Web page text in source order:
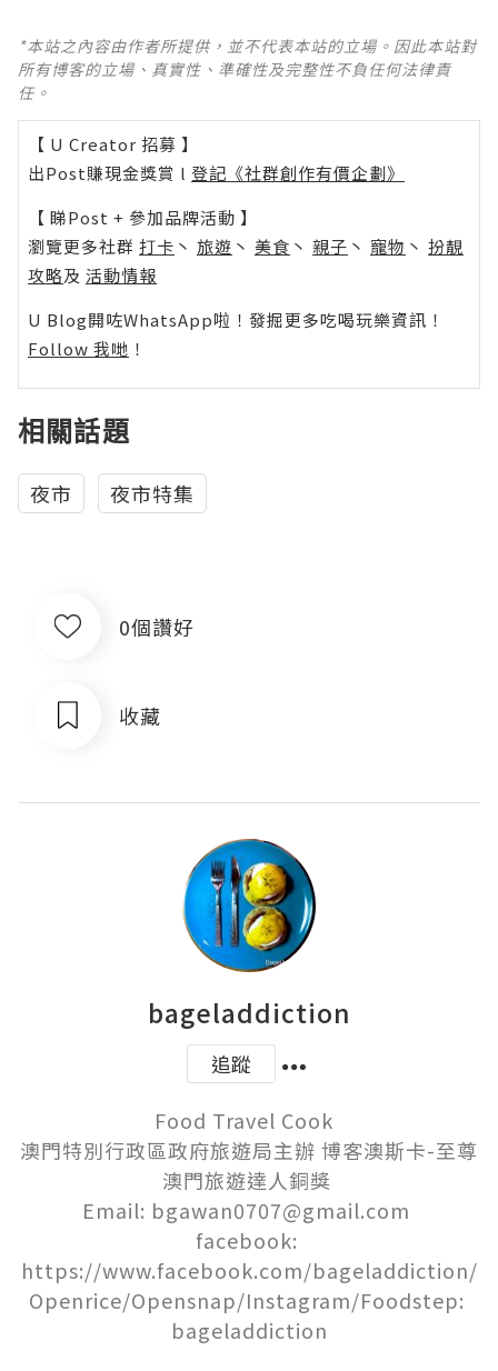
*本站之內容由作者所提供，並不代表本站的立場。因此本站對
所有博客的立場、真實性、準確性及完整性不負任何法律責
任。
【 U Creator 招募 】
出Post賺現金獎賞 l 登記《社群創作有價企劃》
【 睇Post + 參加品牌活動 】
瀏覽更多社群 打卡 丶 旅遊 丶 美食 丶 親子 丶 寵物 丶 扮靚
攻略及 活動情報
U Blog開咗WhatsApp啦！發掘更多吃喝玩樂資訊！
Follow 我哋 ！
相關話題
夜市 夜市特集
0個讚好
收藏
bageladdiction
追蹤
Food Travel Cook
澳門特別行政區政府旅遊局主辦 博客澳斯卡-至尊
澳門旅遊達人銅獎
Email: bgawan0707@gmail.com
facebook:
https://www.facebook.com/bageladdiction/
Openrice/Opensnap/Instagram/Foodstep:
bageladdiction